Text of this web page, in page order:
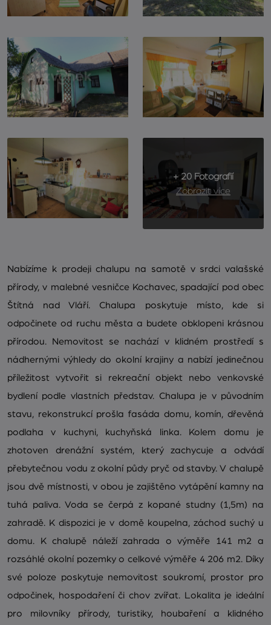
+ 20 Fotografií
Zobrazit více
Nabízíme k prodeji chalupu na samotě v srdci valašské
přírody, v malebné vesničce Kochavec, spadající pod obec
Štítná nad Vláří. Chalupa poskytuje místo, kde si
odpočinete od ruchu města a budete obklopeni krásnou
přírodou. Nemovitost se nachází v klidném prostředí s
nádhernými výhledy do okolní krajiny a nabízí jedinečnou
příležitost vytvořit si rekreační objekt nebo venkovské
bydlení podle vlastních představ. Chalupa je v původním
stavu, rekonstrukcí prošla fasáda domu, komín, dřevěná
podlaha v kuchyni, kuchyňská linka. Kolem domu je
zhotoven drenážní systém, který zachycuje a odvádí
přebytečnou vodu z okolní půdy pryč od stavby. V chalupě
jsou dvě místnosti, v obou je zajištěno vytápění kamny na
tuhá paliva. Voda se čerpá z kopané studny (1,5m) na
zahradě. K dispozici je v domě koupelna, záchod suchý u
domu. K chalupě náleží zahrada o výměře 141 m2 a
rozsáhlé okolní pozemky o celkové výměře 4 206 m2. Díky
své poloze poskytuje nemovitost soukromí, prostor pro
odpočinek, hospodaření či chov zvířat. Lokalita je ideální
pro milovníky přírody, turistiky, houbaření a klidného